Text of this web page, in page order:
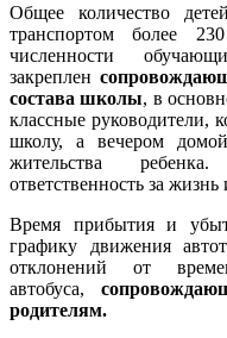
Общее количество
транспортом более
численности
закреплен
состава школы, в
классные руководители,
школу, а вечером
жительства
ответственность за
Время прибытия и
графику движения
отклонений от
автобуса,
родителям.